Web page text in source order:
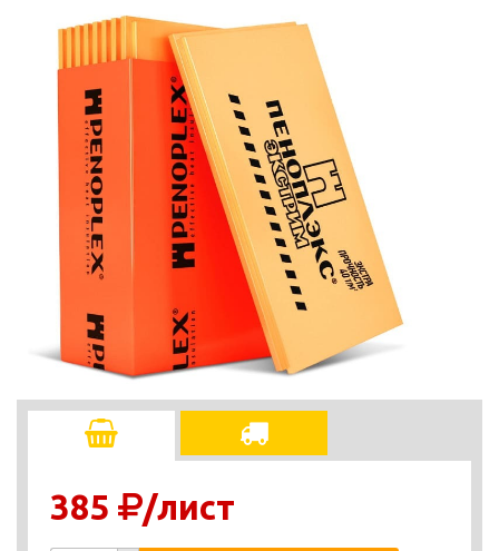
385 /лист